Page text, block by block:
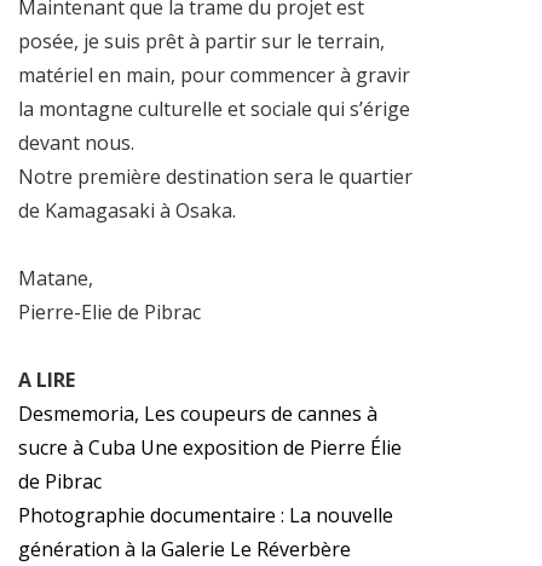
Maintenant que la trame du projet est
posée, je suis prêt à partir sur le terrain,
matériel en main, pour commencer à gravir
la montagne culturelle et sociale qui s’érige
devant nous.
Notre première destination sera le quartier
de Kamagasaki à Osaka.
Matane,
Pierre-Elie de Pibrac
A LIRE
Desmemoria, Les coupeurs de cannes à
sucre à Cuba Une exposition de Pierre Élie
de Pibrac
Photographie documentaire : La nouvelle
génération à la Galerie Le Réverbère